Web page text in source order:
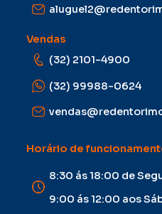
Vendas
(32) 2101-4900
(32) 99988-0624
Horário de
8:30 ás 18:00 de
9:00 ás 12:00 aos